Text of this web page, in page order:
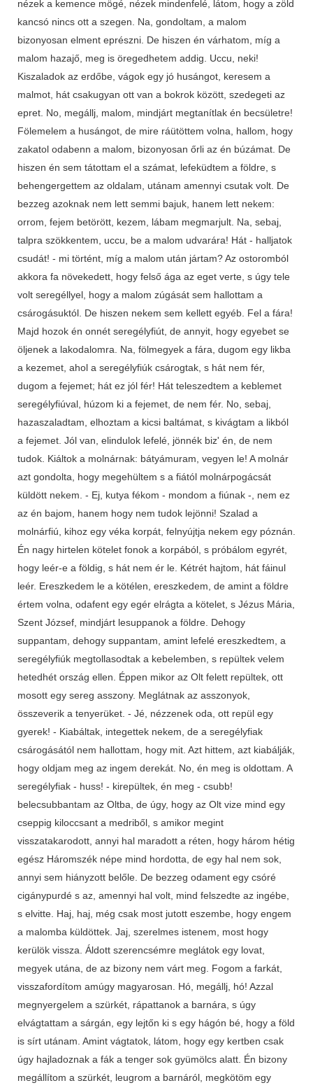
nézek a kemence mögé, nézek mindenfelé, látom, hogy a zöld
kancsó nincs ott a szegen. Na, gondoltam, a malom
bizonyosan elment eprészni. De hiszen én várhatom, míg a
malom hazajő, meg is öregedhetem addig. Uccu, neki!
Kiszaladok az erdőbe, vágok egy jó husángot, keresem a
malmot, hát csakugyan ott van a bokrok között, szedegeti az
epret. No, megállj, malom, mindjárt megtanítlak én becsületre!
Fölemelem a husángot, de mire ráütöttem volna, hallom, hogy
zakatol odabenn a malom, bizonyosan őrli az én búzámat. De
hiszen én sem tátottam el a számat, lefeküdtem a földre, s
behengergettem az oldalam, utánam amennyi csutak volt. De
bezzeg azoknak nem lett semmi bajuk, hanem lett nekem:
orrom, fejem betörött, kezem, lábam megmarjult. Na, sebaj,
talpra szökkentem, uccu, be a malom udvarára! Hát - halljatok
csudát! - mi történt, míg a malom után jártam? Az ostoromból
akkora fa növekedett, hogy felső ága az eget verte, s úgy tele
volt seregéllyel, hogy a malom zúgását sem hallottam a
csárogásuktól. De hiszen nekem sem kellett egyéb. Fel a fára!
Majd hozok én onnét seregélyfiút, de annyit, hogy egyebet se
öljenek a lakodalomra. Na, fölmegyek a fára, dugom egy likba
a kezemet, ahol a seregélyfiúk csárogtak, s hát nem fér,
dugom a fejemet; hát ez jól fér! Hát teleszedtem a keblemet
seregélyfiúval, húzom ki a fejemet, de nem fér. No, sebaj,
hazaszaladtam, elhoztam a kicsi baltámat, s kivágtam a likból
a fejemet. Jól van, elindulok lefelé, jönnék biz' én, de nem
tudok. Kiáltok a molnárnak: bátyámuram, vegyen le! A molnár
azt gondolta, hogy megehültem s a fiától molnárpogácsát
küldött nekem. - Ej, kutya fékom - mondom a fiúnak -, nem ez
az én bajom, hanem hogy nem tudok lejönni! Szalad a
molnárfiú, kihoz egy véka korpát, felnyújtja nekem egy póznán.
Én nagy hirtelen kötelet fonok a korpából, s próbálom egyrét,
hogy leér-e a földig, s hát nem ér le. Kétrét hajtom, hát fáinul
leér. Ereszkedem le a kötélen, ereszkedem, de amint a földre
értem volna, odafent egy egér elrágta a kötelet, s Jézus Mária,
Szent József, mindjárt lesuppanok a földre. Dehogy
suppantam, dehogy suppantam, amint lefelé ereszkedtem, a
seregélyfiúk megtollasodtak a kebelemben, s repültek velem
hetedhét ország ellen. Éppen mikor az Olt felett repültek, ott
mosott egy sereg asszony. Meglátnak az asszonyok,
összeverik a tenyerüket. - Jé, nézzenek oda, ott repül egy
gyerek! - Kiabáltak, integettek nekem, de a seregélyfiak
csárogásától nem hallottam, hogy mit. Azt hittem, azt kiabálják,
hogy oldjam meg az ingem derekát. No, én meg is oldottam. A
seregélyfiak - huss! - kirepültek, én meg - csubb!
belecsubbantam az Oltba, de úgy, hogy az Olt vize mind egy
cseppig kiloccsant a medriből, s amikor megint
visszatakarodott, annyi hal maradott a réten, hogy három hétig
egész Háromszék népe mind hordotta, de egy hal nem sok,
annyi sem hiányzott belőle. De bezzeg odament egy csóré
cigánypurdé s az, amennyi hal volt, mind felszedte az ingébe,
s elvitte. Haj, haj, még csak most jutott eszembe, hogy engem
a malomba küldöttek. Jaj, szerelmes istenem, most hogy
kerülök vissza. Áldott szerencsémre meglátok egy lovat,
megyek utána, de az bizony nem várt meg. Fogom a farkát,
visszafordítom amúgy magyarosan. Hó, megállj, hó! Azzal
megnyergelem a szürkét, rápattanok a barnára, s úgy
elvágtattam a sárgán, egy lejtőn ki s egy hágón bé, hogy a föld
is sírt utánam. Amint vágtatok, látom, hogy egy kertben csak
úgy hajladoznak a fák a tenger sok gyümölcs alatt. Én bizony
megállítom a szürkét, leugrom a barnáról, megkötöm egy